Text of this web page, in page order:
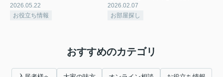
2026.05.22
お役立ち情報
2026.02.07
お部屋探し
おすすめのカテゴリ